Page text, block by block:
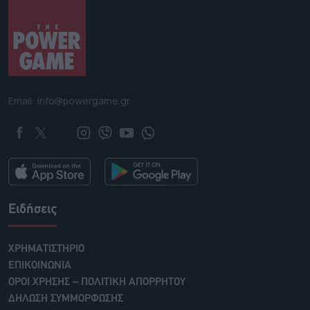
Email: info@powergame.gr
Ειδήσεις
ΧΡΗΜΑΤΙΣΤΗΡΙΟ
ΕΠΙΚΟΙΝΩΝΙΑ
ΟΡΟΙ ΧΡΗΣΗΣ – ΠΟΛΙΤΙΚΗ ΑΠΟΡΡΗΤΟΥ
ΔΗΛΩΣΗ ΣΥΜΜΟΡΦΩΣΗΣ